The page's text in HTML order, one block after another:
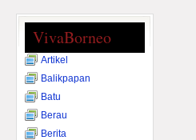
VivaBorneo
Artikel
Balikpapan
Batu
Berau
Berita